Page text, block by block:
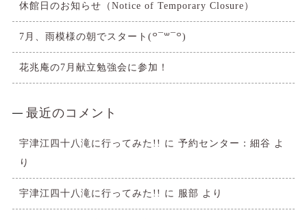
休館日のお知らせ（Notice of Temporary Closure）
7月、雨模様の朝でスタート(꒪¯꒳​¯꒪)
花兆庵の7月献立勉強会に参加！
最近のコメント
宇津江四十八滝に行ってみた!! に 予約センター：細谷 よ
り
宇津江四十八滝に行ってみた!! に 服部 より